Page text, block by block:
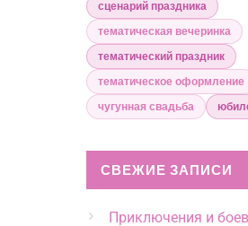
сценарий праздника
тематическая вечеринка
тематический праздник
тематическое оформление
чугунная свадьба
СВЕЖИЕ ЗАПИСИ
Приключения и